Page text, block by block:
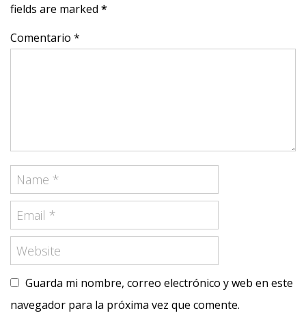
fields are marked *
Comentario *
Guarda mi nombre, correo electrónico y web en este
navegador para la próxima vez que comente.